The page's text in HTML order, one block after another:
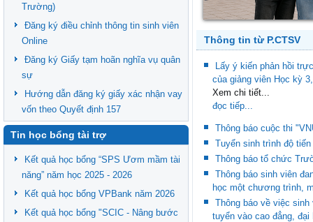
Trường)
Đăng ký điều chỉnh thông tin sinh viên
Online
Đăng ký Giấy tạm hoãn nghĩa vụ quân
sự
Hướng dẫn đăng ký giấy xác nhận vay
vốn theo Quyết định 157
Tin học bổng tài trợ
Kết quả học bổng “SPS Ươm mầm tài
năng” năm học 2025 - 2026
Kết quả học bổng VPBank năm 2026
Kết quả học bổng "SCIC - Nâng bước
Thông tin từ P.CTSV
Lấy ý kiến phản hồi
của giảng viên Học kỳ
Xem chi tiết...
đọc tiếp...
Thông báo cuộc thi
Tuyển sinh trình độ
Thông báo tổ chức
Thông báo sinh viên
học một chương trình,
Thông báo về việc
tuyển vào cao đẳng, đại